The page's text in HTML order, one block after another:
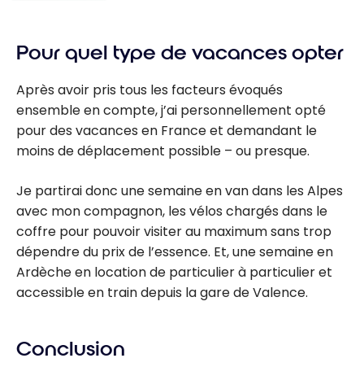
chère ?
Pour quel type de vacances opter
Après avoir pris tous les facteurs évoqués
ensemble en compte, j’ai personnellement opté
pour des vacances en France et demandant le
moins de déplacement possible – ou presque.
Je partirai donc une semaine en van dans les Alpes
avec mon compagnon, les vélos chargés dans le
coffre pour pouvoir visiter au maximum sans trop
dépendre du prix de l’essence. Et, une semaine en
Ardèche en location de particulier à particulier et
accessible en train depuis la gare de Valence.
Conclusion